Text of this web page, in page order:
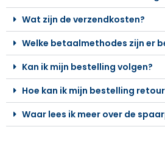
Wat zijn de verzendkosten?
Welke betaalmethodes zijn er
Kan ik mijn bestelling volgen?
Hoe kan ik mijn bestelling
Waar lees ik meer over de